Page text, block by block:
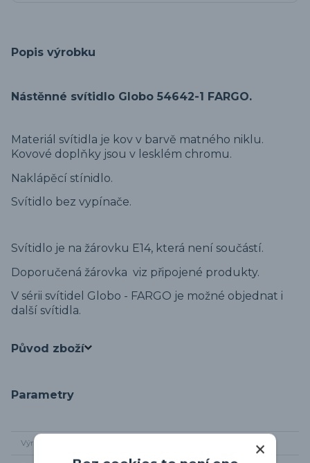
Popis výrobku
Nástěnné svítidlo Globo 54642-1 FARGO.
Materiál svítidla je kov v barvě matného niklu.
Kovové doplňky jsou v lesklém chromu.
Naklápěcí stínidlo.
Svítidlo bez vypínače.
Svítidlo je na žárovku E14, která není součástí.
Doporučená žárovka viz připojené produkty.
V sérii svítidel Globo - FARGO je možné objednat i
další svítidla.
Původ zboží
Parametry
Výrobce